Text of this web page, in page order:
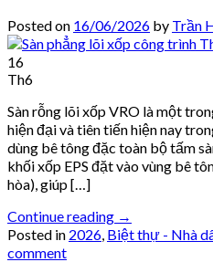
Posted on 16/06/2026 by Trần
16
Th6
Sàn rỗng lõi xốp VRO là một
hiện đại và tiên tiến hiện nay
dùng bê tông đặc toàn bộ tấm
khối xốp EPS đặt vào vùng bê
hòa), giúp […]
Continue reading →
Posted in 2026, Biệt thự - Nhà
comment